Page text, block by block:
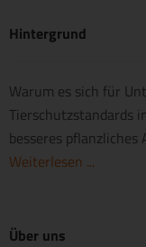
Hintergrund
Warum es sich für
Tierschutzstandards
besseres pflanzliches
Weiterlesen ...
Über uns